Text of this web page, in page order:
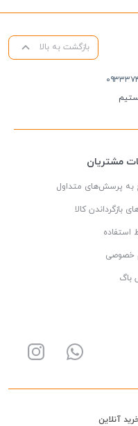
بازگشت به بالا
مشتریان
به پرسش‌های متداول
بازگرداندن کالا
استفاده
خصوصی
باگ
آنلاین